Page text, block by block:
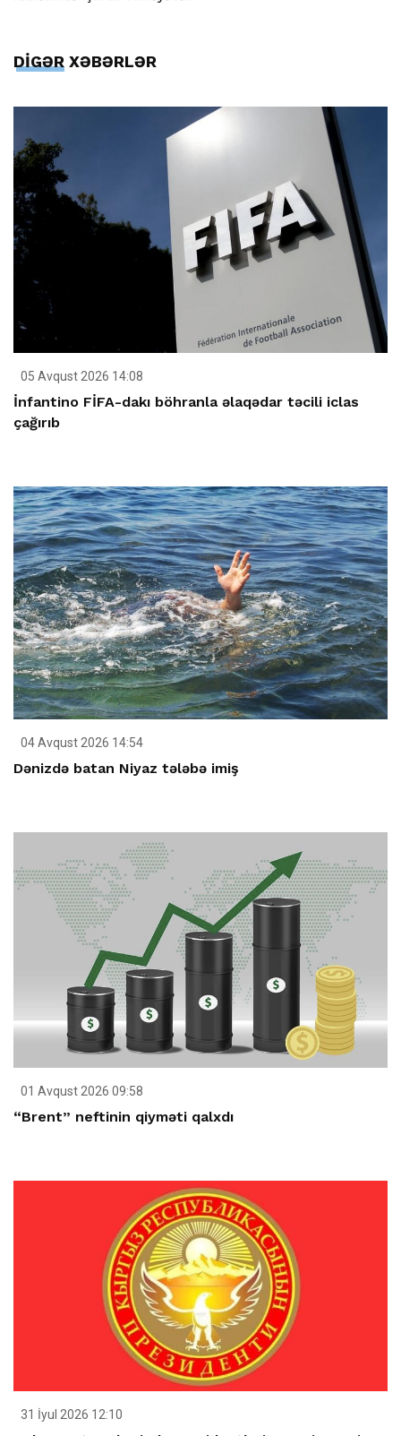
DİGƏR XƏBƏRLƏR
05 Avqust 2026 14:08
İnfantino FİFA-dakı böhranla əlaqədar təcili iclas
çağırıb
04 Avqust 2026 14:54
Dənizdə batan Niyaz tələbə imiş
01 Avqust 2026 09:58
“Brent” neftinin qiyməti qalxdı
31 İyul 2026 12:10